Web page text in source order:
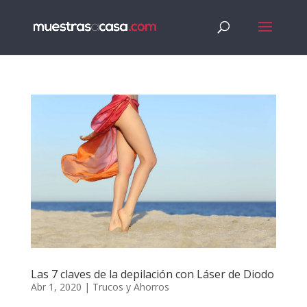
Las 7 claves de la depilación con Láser de Diodo
Abr 1, 2020 | Trucos y Ahorros